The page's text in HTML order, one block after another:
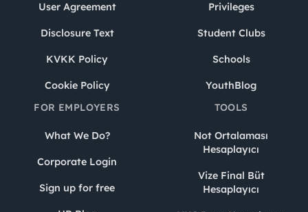
User Agreement
Disclosure Text
KVKK Policy
Cookie Policy
Privileges
Student Clubs
Schools
YouthBlog
FOR EMPLOYERS
What We Do?
Corporate Login
Sign up for free
TOOLS
Not Ortalaması
Hesaplayıcı
Vize Final Büt
Hesaplayıcı